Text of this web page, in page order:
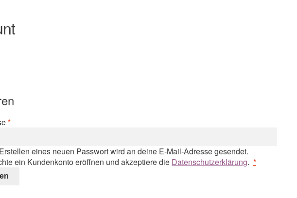
*Erforderlich
eines neuen Passwort wird an deine E-Mail-Adresse gesendet.
ein Kundenkonto eröffnen und akzeptiere die Datenschutzerklärung. *